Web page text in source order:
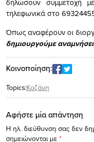
δηλώσουν συμμετοχή
τηλεφωνικά στο
Όπως αναφέρουν οι
δημιουργούμε
Κοινοποίηση:
Topics:Κοζάνη
Αφήστε μία απάντηση
Η ηλ. διεύθυνση σας δεν
σημειώνονται με *